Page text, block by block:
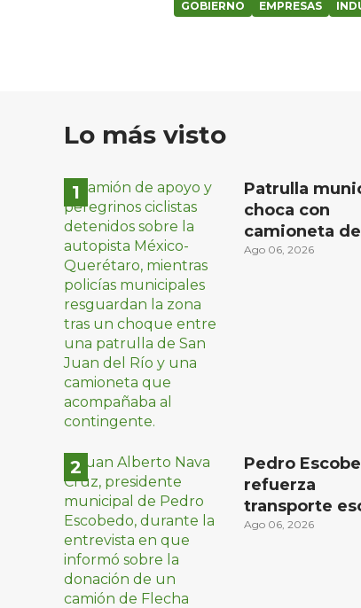
GOBIERNO EMPRESAS
Lo más visto
Patrulla
choca con
camioneta de
peregrinos
Ago 06, 2026
Pedro
refuerza
transporte
con donación
Ago 06, 2026